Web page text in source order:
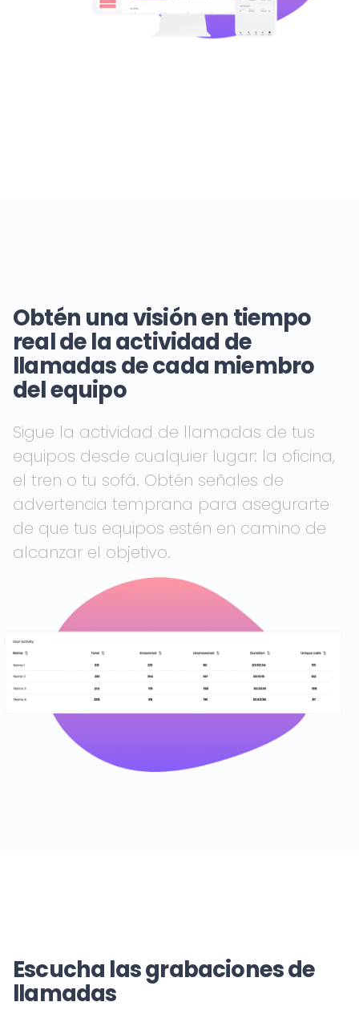
Obtén una visión en tiempo
real de la actividad de
llamadas de cada miembro
del equipo
Sigue la actividad de llamadas de tus
equipos desde cualquier lugar: la oficina,
el tren o tu sofá. Obtén señales de
advertencia temprana para asegurarte
de que tus equipos estén en camino de
alcanzar el objetivo.
Escucha las grabaciones de
llamadas